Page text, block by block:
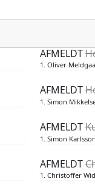
AFMELDT
1. Oliver
AFMELDT
1. Simon
AFMELDT
1. Simon
AFMELDT
1. Christoffer